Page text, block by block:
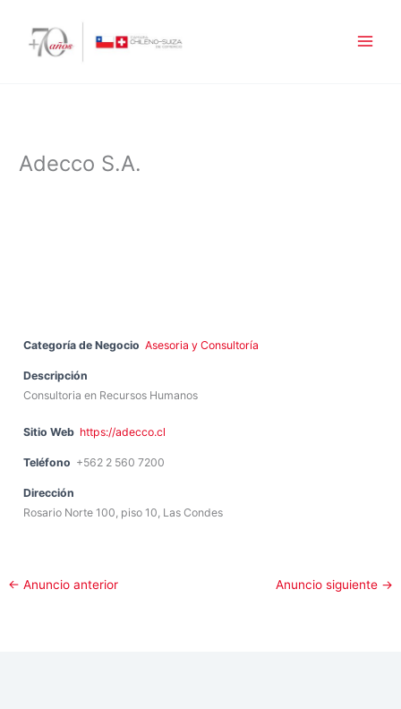
contenido
Adecco S.A.
Categoría de Negocio Asesoria y Consultoría
Descripción
Consultoria en Recursos Humanos
Sitio Web https://adecco.cl
Teléfono +562 2 560 7200
Dirección
Rosario Norte 100, piso 10, Las Condes
← Anuncio anterior Anuncio siguiente →